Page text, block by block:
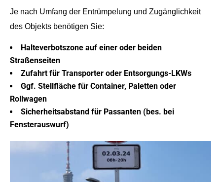
Je nach Umfang der Entrümpelung und Zugänglichkeit
des Objekts benötigen Sie:
Halteverbotszone auf einer oder beiden
Straßenseiten
Zufahrt für Transporter oder Entsorgungs-LKWs
Ggf. Stellfläche für Container, Paletten oder
Rollwagen
Sicherheitsabstand für Passanten (bes. bei
Fensterauswurf)